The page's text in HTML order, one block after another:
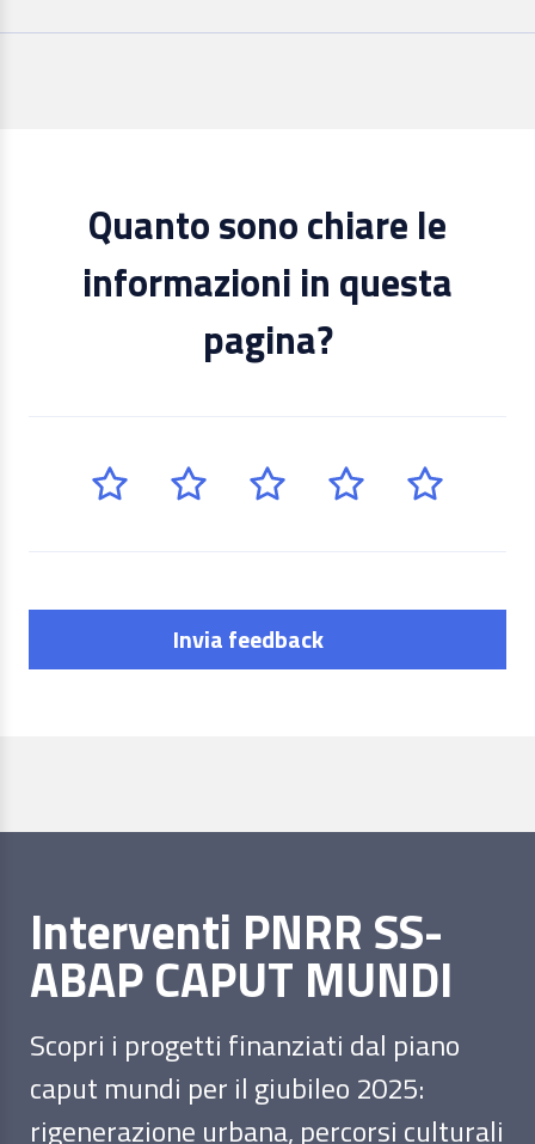
Quanto sono chiare le
informazioni in questa
pagina?
Invia feedback
Interventi PNRR SS-
ABAP CAPUT MUNDI
Scopri i progetti finanziati dal piano
caput mundi per il giubileo 2025:
rigenerazione urbana, percorsi culturali